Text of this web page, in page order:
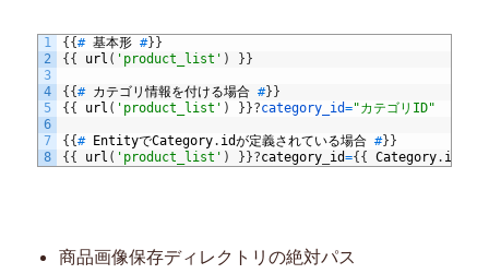
1
2
3
4
5
6
7
8
{{# 基本形 #}}
{{ url ( 'product_list' ) }}
{{# カテゴリ情報を付ける場合 #}}
{{ url ( 'product_list' ) }}?category_id="カテゴリID"
{{# EntityでCategory. idが定義されている場合 #}}
{{ url ( 'product_list' ) }}?category id={{ Category. id
商品画像保存ディレクトリの絶対パス